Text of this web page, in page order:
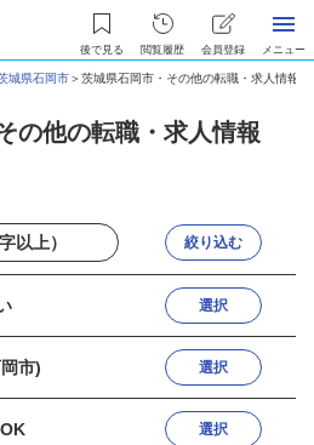
後で見る 閲覧履歴 会員登録 メニュー
城県石岡市＞茨城県石岡市・その他の転職・求人情報
の他の転職・求人情報
絞り込む
選択
市) 選択
選択